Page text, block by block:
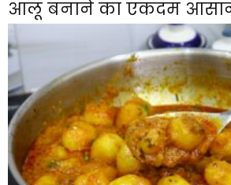
आलू बनाने का एकदम